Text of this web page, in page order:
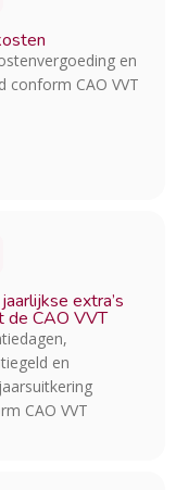
en
conform CAO VVT
extra’s
de CAO VVT
en
CAO VVT